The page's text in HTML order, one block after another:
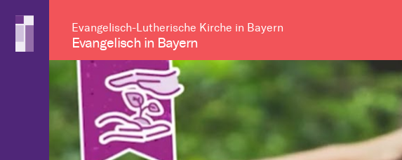
Evangelisch-Lutherische Kirche in Bayern
Evangelisch in Bayern